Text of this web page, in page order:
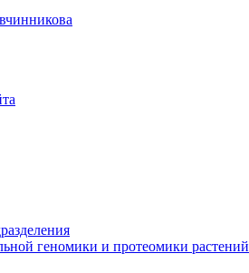
геномики и протеомики растений